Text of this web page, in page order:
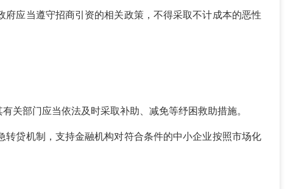
应当遵守招商引资的相关政策，不得采取不计成本的恶性
关部门应当依法及时采取补助、减免等纾困救助措施。
贷机制，支持金融机构对符合条件的中小企业按照市场化